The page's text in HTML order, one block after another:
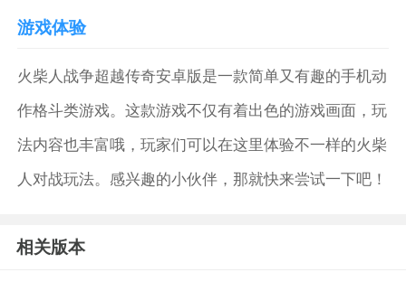
游戏体验
火柴人战争超越传奇安卓版是一款简单又有趣的手机动
作格斗类游戏。这款游戏不仅有着出色的游戏画面，玩
法内容也丰富哦，玩家们可以在这里体验不一样的火柴
人对战玩法。感兴趣的小伙伴，那就快来尝试一下吧！
相关版本